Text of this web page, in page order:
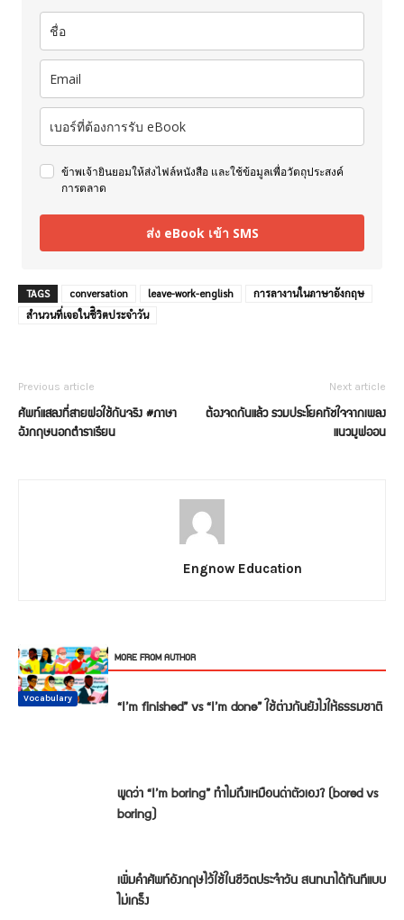
ข้าพเจ้ายินยอมให้ส่งไฟล์หนังสือ และใช้ข้อมูลเพื่อวัตถุประสงค์
การตลาด
ส่ง eBook เข้า SMS
TAGS conversation leave-work-english
การลางานในภาษาอังกฤษ
สำนวนที่เจอในชีิวิตประจำวัน
Previous article
ศัพท์แสลงที่สายฝอใช้กันจริง #ภาษา
อังกฤษนอกตำราเรียน
Next article
ต้องจดกันแล้ว รวมประโยคทัชใจจากเพลง
แนวมูฟออน
Engnow Education
RELATED ARTICLES MORE FROM AUTHOR
Conversation “I’m finished” vs “I’m done” ใช้ต่างกันยังไงให้ธรรมชาติ
Vocabulary
พูดว่า “I’m boring” ทำไมถึงเหมือนด่าตัวเอง? (bored vs
boring)
Vocabulary
เพิ่มคำศัพท์อังกฤษไว้ใช้ในชีวิตประจำวัน สนทนาได้ทันทีแบบ
ไม่เกร็ง
Vocabulary
Vocabulary
Vocabulary